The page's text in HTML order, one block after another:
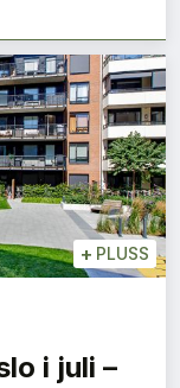
+ PLUSS
i juli –